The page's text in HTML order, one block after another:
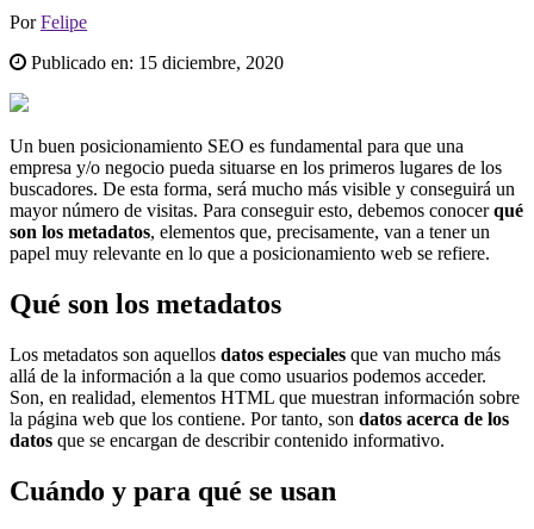
PorFelipe
Publicado en: 15 diciembre, 2020
Un buen posicionamiento SEO es fundamental para que una
empresa y/o negocio pueda situarse en los primeros lugares de los
buscadores. De esta forma, será mucho más visible y conseguirá un
mayor número de visitas. Para conseguir esto, debemos conocerqué
son los metadatos, elementos que, precisamente, van a tener un
papel muy relevante en lo que a posicionamiento web se refiere.
Qué son los metadatos
Los metadatos son aquellos datos especiales que van mucho más
allá de la información a la que como usuarios podemos acceder.
Son, en realidad, elementos HTML que muestran información sobre
la página web que los contiene. Por tanto, son datos acerca de los
datos que se encargan de describir contenido informativo.
Cuándo y para qué se usan